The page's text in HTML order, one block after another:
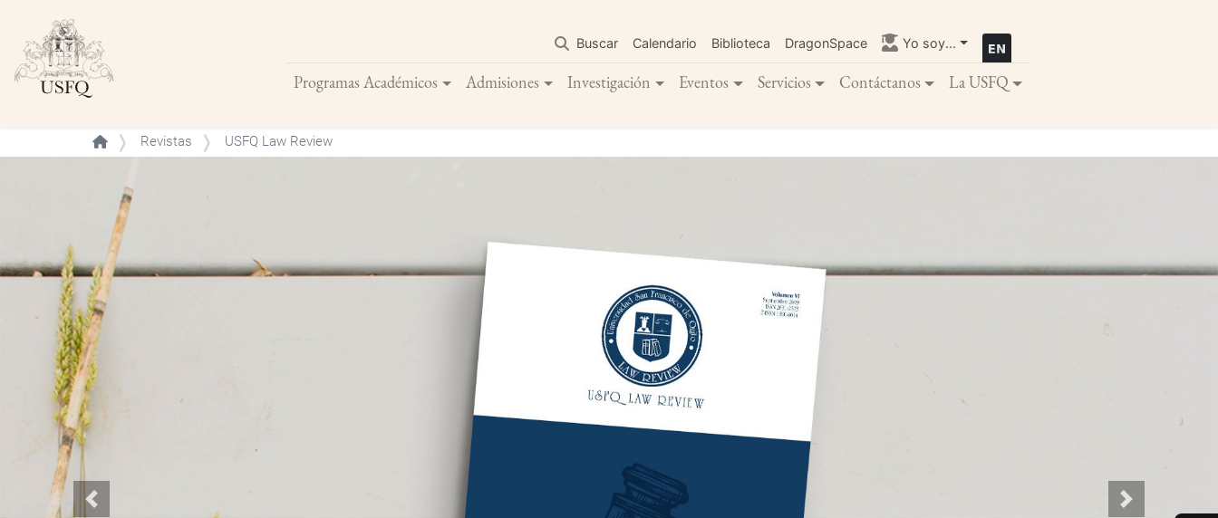
contenido
principal
Buscar Calendario Biblioteca DragonSpace Yo soy...
Programas Académicos Admisiones Investigación Eventos Servicios Contáctanos La USFQ
Buscar
Revistas USFQ Law Review
Previous Next